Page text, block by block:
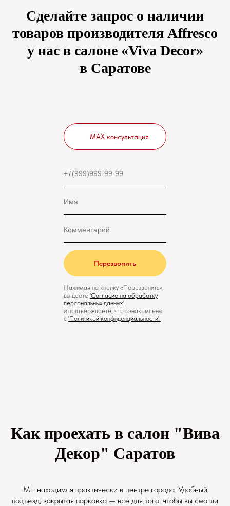
Сделайте запрос о наличии
товаров производителя Affresco
у нас в салоне «Viva Decor»
в Саратове
Перезвонить
Нажимая на кнопку «Перезвонить»,
вы даете 'Cогласие на обработку
персональных данных'
и подтверждаете, что ознакомлены
с 'Политикой конфиденциальности'.
MAX консультация
Как проехать в салон "Вива
Декор" Саратов
Мы находимся практически в центре города. Удобный
подъезд, закрытая парковка — все для того, чтобы вы смогли